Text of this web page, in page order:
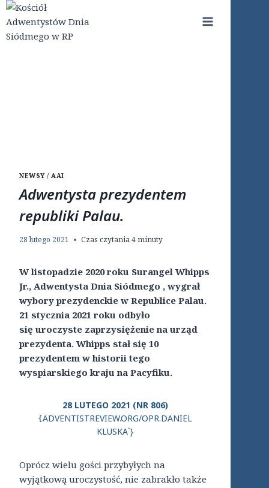
Przejdź
do
treści
NEWSY / AAI
Adwentysta prezydentem
republiki Palau.
28 lutego 2021 Czas czytania4minuty
W listopadzie 2020 roku Surangel Whipps
Jr., Adwentysta Dnia Siódmego , wygrał
wybory prezydenckie w Republice Palau.
21 stycznia 2021 roku odbyło
się uroczyste zaprzysiężenie na urząd
prezydenta. Whipps stał się 10
prezydentem w historii tego
wyspiarskiego kraju na Pacyfiku.
28 LUTEGO 2021 (NR 806)
{ADVENTISTREVIEW.ORG/OPR.DANIEL
KLUSKA`}
Oprócz wielu gości przybyłych na
wyjątkową uroczystość, nie zabrakło także